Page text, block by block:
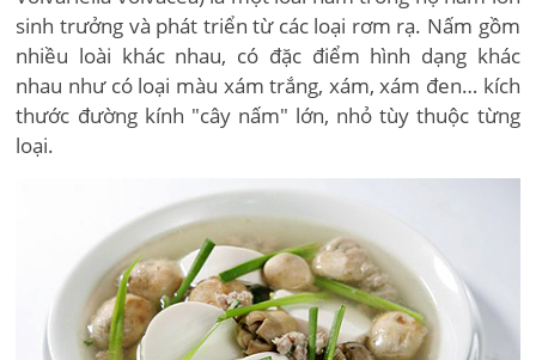
sinh trưởng và phát triển từ các loại rơm rạ. Nấm gồm
nhiều loài khác nhau, có đặc điểm hình dạng khác
nhau như có loại màu xám trắng, xám, xám đen… kích
thước đường kính "cây nấm" lớn, nhỏ tùy thuộc từng
loại.